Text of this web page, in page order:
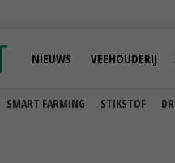
SMART FARMING STIKSTOF
NIEUWS VEEHOUDERIJ